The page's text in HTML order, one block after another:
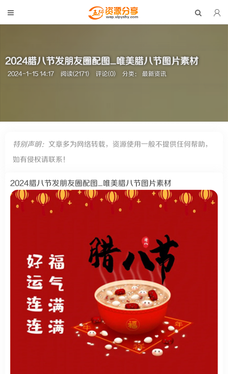
2024腊八节发朋友圈配图_唯美腊八节图片素材
2024-1-15 14:17 阅读(2171) 评论(0) 分类：最新资讯
特别声明： 文章多为网络转载，资源使用一般不提供任何帮助，
如有侵权请联系！
2024腊八节发朋友圈配图_唯美腊八节图片素材